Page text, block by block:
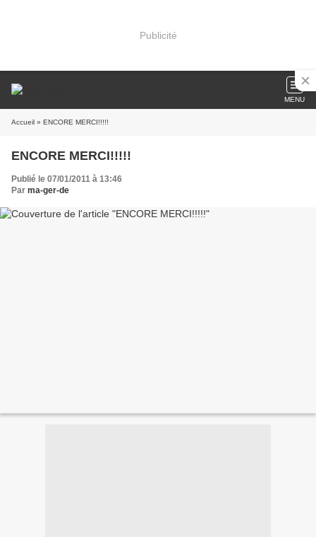
Publicité
MENU
Accueil » ENCORE MERCI!!!!!
ENCORE MERCI!!!!!
Publié le 07/01/2011 à 13:46
Par ma-ger-de